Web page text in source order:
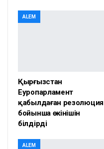
ALEM
Қырғызстан
Еуропарламент
қабылдаған резолюция
бойынша өкінішін
білдірді
ALEM